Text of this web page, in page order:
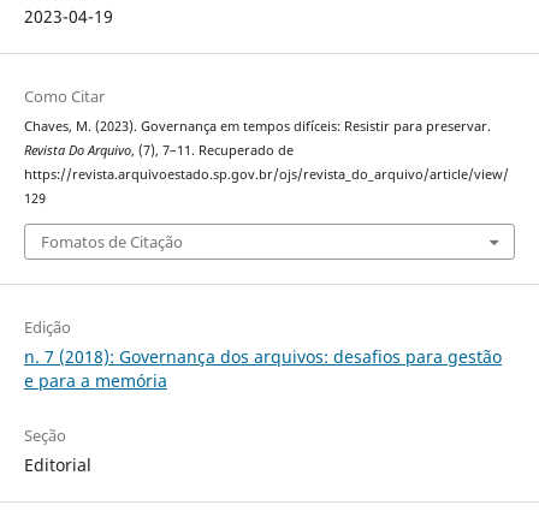
2023-04-19
Como Citar
Chaves, M. (2023). Governança em tempos difíceis: Resistir para preservar.
Revista Do Arquivo, (7), 7–11. Recuperado de
https://revista.arquivoestado.sp.gov.br/ojs/revista_do_arquivo/article/view/
129
Fomatos de Citação
Edição
n. 7 (2018): Governança dos arquivos: desafios para gestão
e para a memória
Seção
Editorial